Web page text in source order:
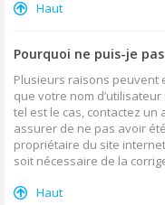
Haut
Pourquoi ne puis-je
Plusieurs raisons peuvent
que votre nom
tel est le cas, contactez
assurer de ne pas avoir
propriétaire du site
soit nécessaire de la
Haut